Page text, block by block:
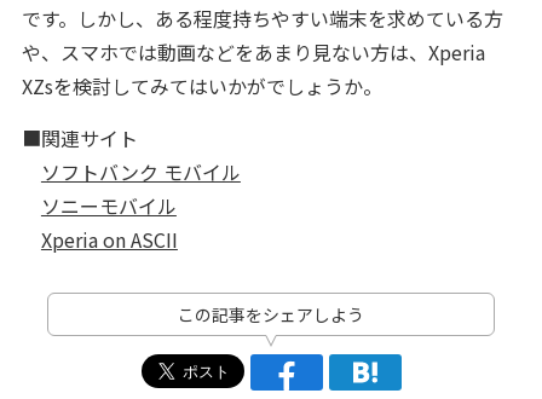
です。しかし、ある程度持ちやすい端末を求めている方
や、スマホでは動画などをあまり見ない方は、Xperia
XZsを検討してみてはいかがでしょうか。
■関連サイト
ソフトバンク モバイル
ソニーモバイル
Xperia on ASCII
この記事をシェアしよう